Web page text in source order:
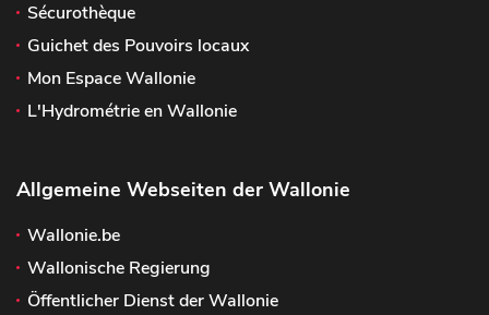
Sécurothèque
Guichet des Pouvoirs locaux
Mon Espace Wallonie
L'Hydrométrie en Wallonie
Allgemeine Webseiten der Wallonie
Wallonie.be
Wallonische Regierung
Öffentlicher Dienst der Wallonie